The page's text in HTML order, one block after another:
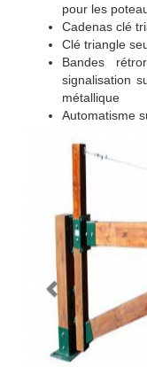
pour les
Cadenas clé
Clé triangle
Bandes
signalisation
métallique
Automatisme
Previous